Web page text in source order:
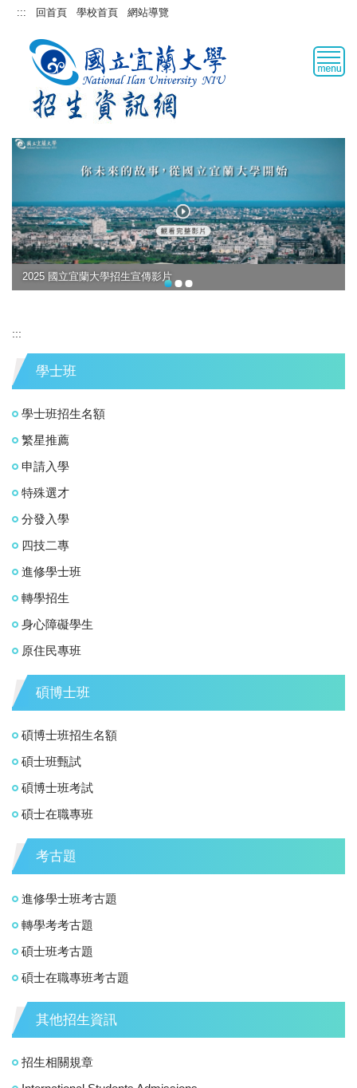
跳::: 回首頁 學校首頁 網站導覽
2025 國立宜蘭大學招生宣傳影片
:::
學士班
學士班招生名額
繁星推薦
申請入學
特殊選才
分發入學
四技二專
進修學士班
轉學招生
身心障礙學生
原住民專班
碩博士班
碩博士班招生名額
碩士班甄試
碩博士班考試
碩士在職專班
考古題
進修學士班考古題
轉學考考古題
碩士班考古題
碩士在職專班考古題
其他招生資訊
招生相關規章